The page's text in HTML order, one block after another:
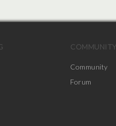
COMMUNITY
Community
Forum